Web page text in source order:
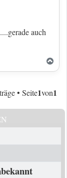
auch
• Seite1von1